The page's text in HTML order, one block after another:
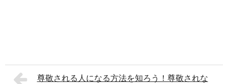
尊敬される人になる方法を知ろう！尊敬されな